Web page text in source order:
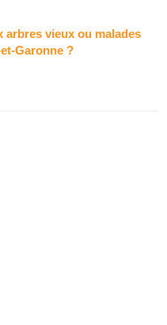
arbres vieux ou malades
Garonne ?